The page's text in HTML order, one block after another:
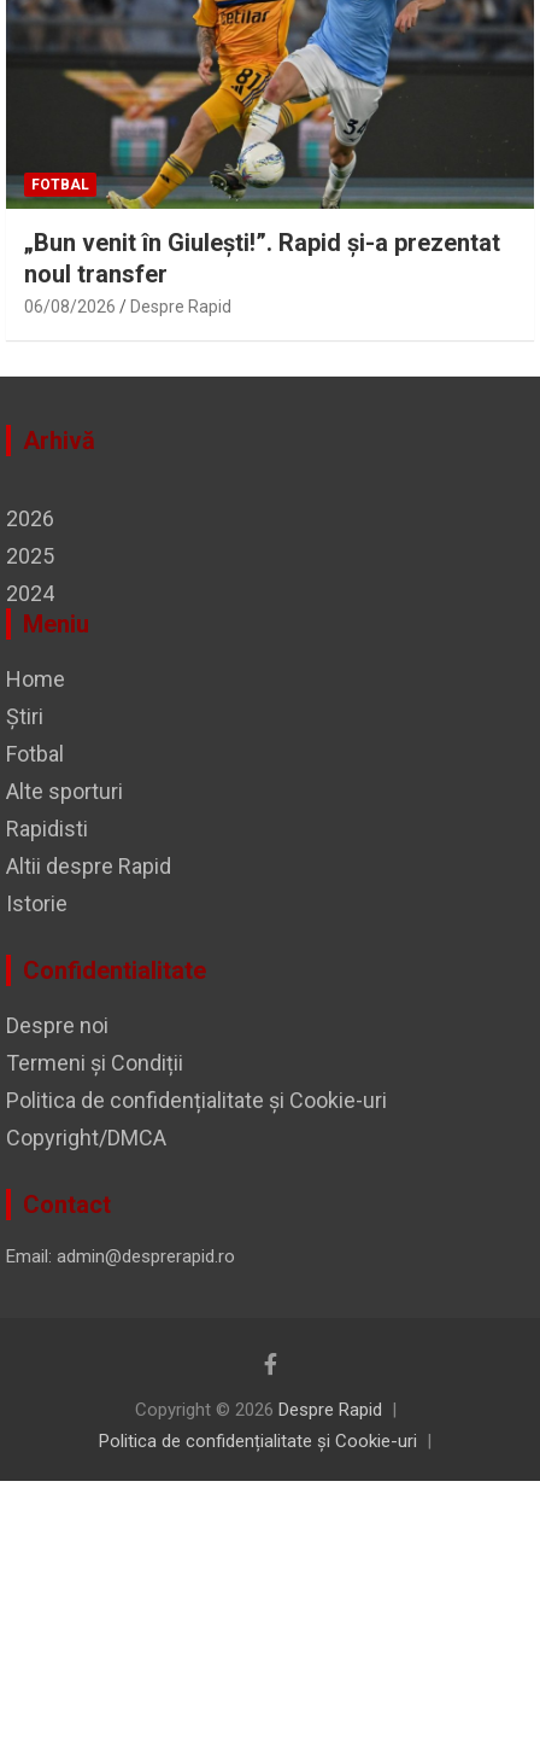
FOTBAL
„Bun venit în Giulești!”. Rapid și-a prezentat
noul transfer
06/08/2026 Despre Rapid
Arhivă
2026
2025
2024
Meniu
Home
Știri
Fotbal
Alte sporturi
Rapidisti
Altii despre Rapid
Istorie
Confidentialitate
Despre noi
Termeni și Condiții
Politica de confidențialitate și Cookie-uri
Copyright/DMCA
Contact
Email: admin@desprerapid.ro
Copyright © 2026 Despre Rapid
Politica de confidențialitate și Cookie-uri